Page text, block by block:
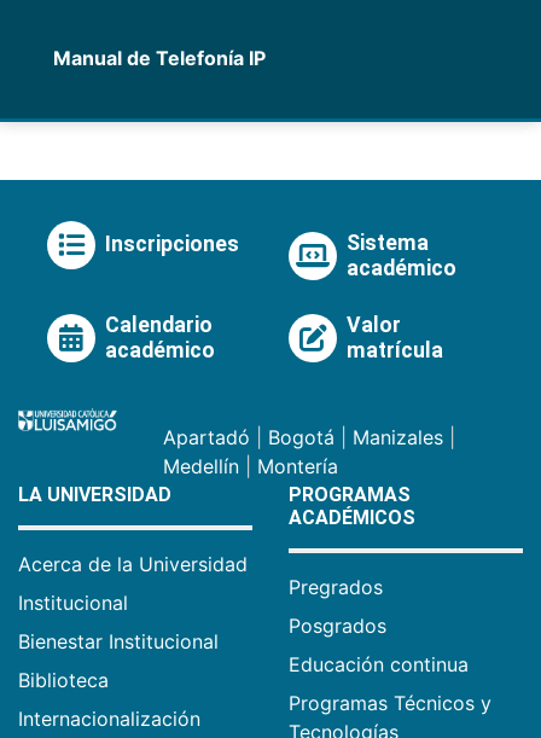
Manual de Telefonía IP
Inscripciones
Sistema
académico
Calendario
académico
Valor
matrícula
Apartadó Bogotá Manizales
Medellín
Montería
LA UNIVERSIDAD
Acerca de la Universidad
Institucional
Bienestar Institucional
Biblioteca
Internacionalización
PROGRAMAS
ACADÉMICOS
Pregrados
Posgrados
Educación continua
Programas Técnicos y
Tecnologías